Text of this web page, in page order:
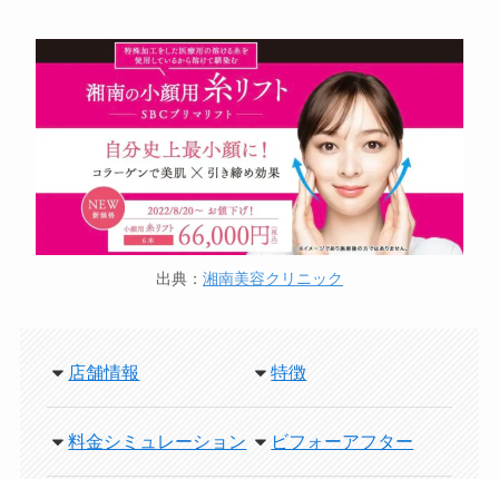
出典： 湘南美容クリニック
店舗情報 特徴
料金シミュレーション ビフォーアフター